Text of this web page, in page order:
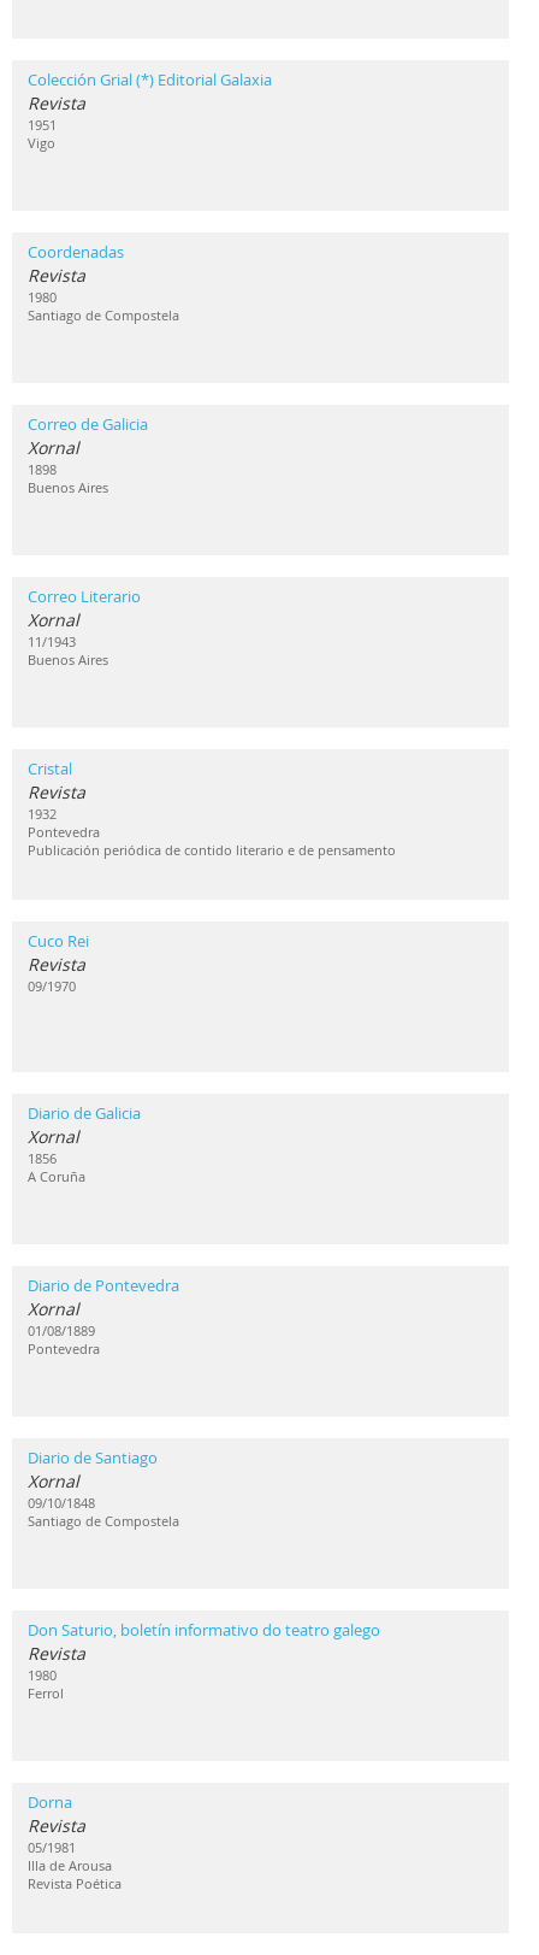
Colección Grial (*) Editorial Galaxia
Revista
1951
Vigo
Coordenadas
Revista
1980
Santiago de Compostela
Correo de Galicia
Xornal
1898
Buenos Aires
Correo Literario
Xornal
11/1943
Buenos Aires
Cristal
Revista
1932
Pontevedra
Publicación periódica de contido literario e de pensamento
Cuco Rei
Revista
09/1970
Diario de Galicia
Xornal
1856
A Coruña
Diario de Pontevedra
Xornal
01/08/1889
Pontevedra
Diario de Santiago
Xornal
09/10/1848
Santiago de Compostela
Don Saturio, boletín informativo do teatro galego
Revista
1980
Ferrol
Dorna
Revista
05/1981
Illa de Arousa
Revista Poética